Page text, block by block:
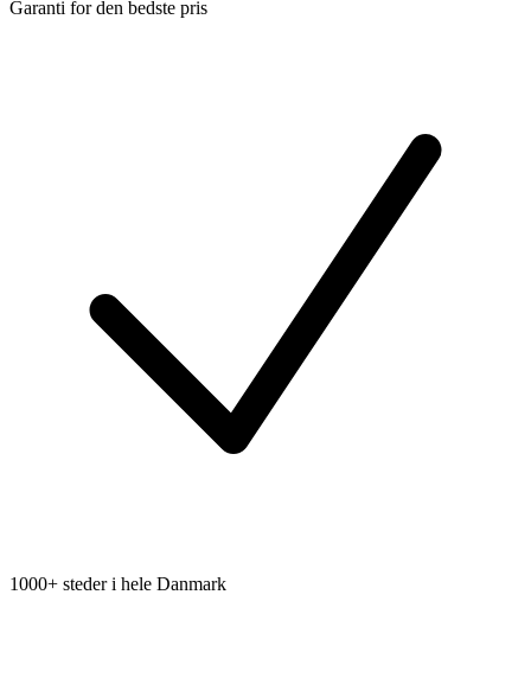
Garanti for den bedste pris
1000+ steder i hele Danmark